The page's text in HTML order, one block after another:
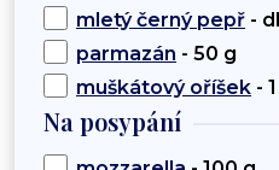
mletý černý pepř -
parmazán - 50 g
muškátový oříšek -
Na posypání